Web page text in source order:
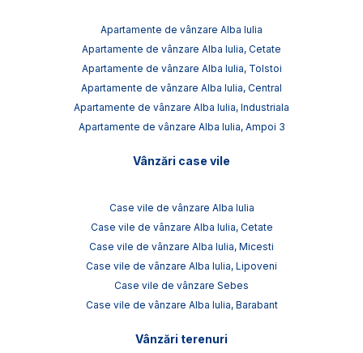
Apartamente de vânzare Alba Iulia
Apartamente de vânzare Alba Iulia, Cetate
Apartamente de vânzare Alba Iulia, Tolstoi
Apartamente de vânzare Alba Iulia, Central
Apartamente de vânzare Alba Iulia, Industriala
Apartamente de vânzare Alba Iulia, Ampoi 3
Vânzări case vile
Case vile de vânzare Alba Iulia
Case vile de vânzare Alba Iulia, Cetate
Case vile de vânzare Alba Iulia, Micesti
Case vile de vânzare Alba Iulia, Lipoveni
Case vile de vânzare Sebes
Case vile de vânzare Alba Iulia, Barabant
Vânzări terenuri